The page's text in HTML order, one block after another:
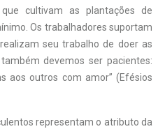
cultivam as plantações de
Os trabalhadores suportam
seu trabalho de doer as
devemos ser pacientes:
aos outros com amor” (Efésios
representam o atributo da